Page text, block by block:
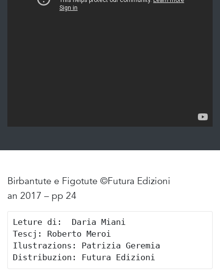
Birbantute e Figotute ©Futura Edizioni
an 2017 – pp 24
Leture di:  Daria Miani
Tescj: Roberto Meroi
Ilustrazions: Patrizia Geremia
Distribuzion: Futura Edizioni